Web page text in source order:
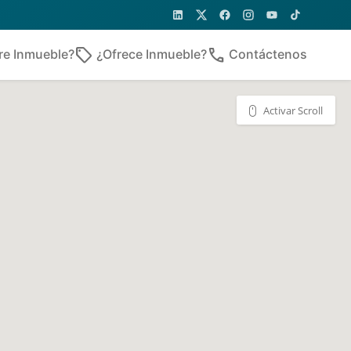
Inmueble?sell ¿Ofrece Inmueble?phone Contáctenos
Activar Scroll